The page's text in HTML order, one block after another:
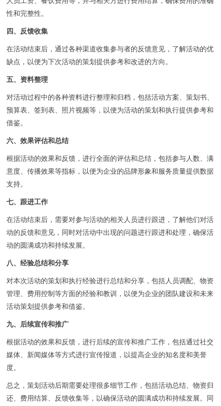
性和完整性。
四、反馈收集
在活动结束后，通过各种渠道收集参与者的反馈意见，了解活动的优
缺点，以便为下次活动的策划提供参考和改进的方向。
五、资料整理
对活动过程中的各种资料进行整理和归档，包括活动方案、策划书、
预算表、签到表、照片视频等，以便为活动的策划和执行提供参考和
借鉴。
六、效果评估和总结
根据活动的效果和反馈，进行全面的评估和总结，包括参与人数、满
意度、传播效果等指标，以便为企业的品牌形象和服务质量提供数据
支持。
七、跟进工作
在活动结束后，需要对参与活动的相关人员进行跟进，了解他们对活
动的反馈和意见，同时对活动中出现的问题进行跟进和处理，确保活
动的圆满成功和持续发展。
八、经验总结和分享
对本次活动的策划和执行经验进行总结和分享，包括人员调配、物资
管理、费用控制等方面的经验和教训，以便为企业的团队建设和未来
活动策划提供参考和借鉴。
九、后续宣传和推广
根据活动的效果和反馈，进行后续的宣传和推广工作，包括通过社交
媒体、新闻媒体等方式进行宣传报道，以提高企业的知名度和美誉
度。
总之，策划活动后期需要处理很多细节工作，包括活动总结、物资归
还、费用结算、反馈收集等，以确保活动的圆满成功和持续发展。同